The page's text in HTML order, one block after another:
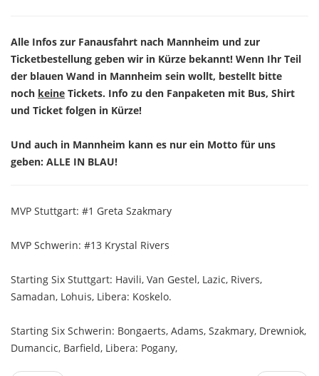
Alle Infos zur Fanausfahrt nach Mannheim und zur
Ticketbestellung geben wir in Kürze bekannt! Wenn Ihr Teil
der blauen Wand in Mannheim sein wollt, bestellt bitte
noch keine Tickets. Info zu den Fanpaketen mit Bus, Shirt
und Ticket folgen in Kürze!
Und auch in Mannheim kann es nur ein Motto für uns
geben: ALLE IN BLAU!
MVP Stuttgart: #1 Greta Szakmary
MVP Schwerin: #13 Krystal Rivers
Starting Six Stuttgart: Havili, Van Gestel, Lazic, Rivers,
Samadan, Lohuis, Libera: Koskelo.
Starting Six Schwerin: Bongaerts, Adams, Szakmary, Drewniok,
Dumancic, Barfield, Libera: Pogany,